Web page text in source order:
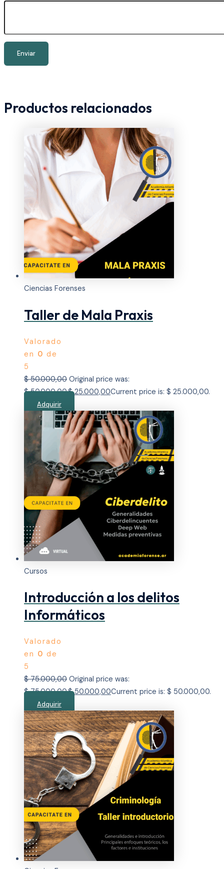
Productos relacionados
Ciencias Forenses
Taller de Mala Praxis
Valorado
en 0 de
5
$50.000,00 Original price was:
$ 50.000,00.$25.000,00Current price is: $ 25.000,00.
Adquirir
Cursos
Introducción a los delitos
Informáticos
Valorado
en 0 de
5
$75.000,00 Original price was:
$ 75.000,00.$50.000,00Current price is: $ 50.000,00.
Adquirir